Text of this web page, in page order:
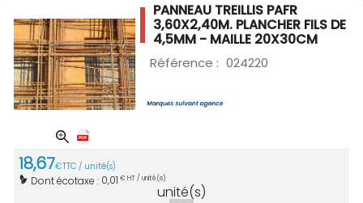
PANNEAU TREILLIS PAFR
3,60X2,40M. PLANCHER FILS DE
4,5MM - MAILLE 20X30CM
Référence : 024220
18,67€TTC / unité(s)
Dont écotaxe : 0,01 € HT / unité(s)
unité(s)